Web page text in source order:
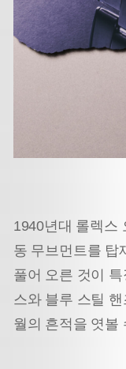
1940년대 롤렉스
동 무브먼트를 탑
풀어 오른 것이
스와 블루 스틸
월의 흔적을 엿볼